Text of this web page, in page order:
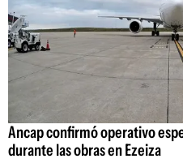
Ancap confirmó operativo
durante las obras en Ezeiza